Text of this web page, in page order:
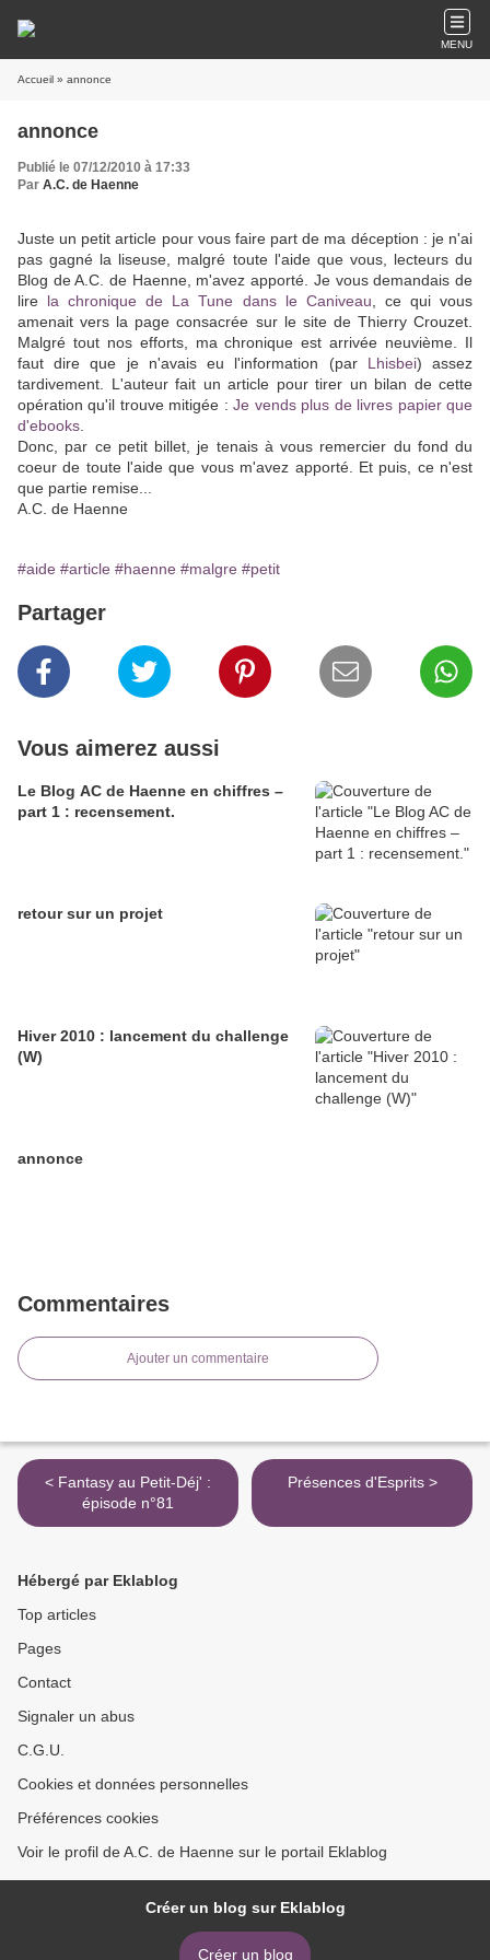
MENU
Accueil » annonce
annonce
Publié le 07/12/2010 à 17:33
Par A.C. de Haenne
Juste un petit article pour vous faire part de ma déception : je n'ai
pas gagné la liseuse, malgré toute l'aide que vous, lecteurs du
Blog de A.C. de Haenne, m'avez apporté. Je vous demandais de
lire la chronique de La Tune dans le Caniveau , ce qui vous
amenait vers la page consacrée sur le site de Thierry Crouzet.
Malgré tout nos efforts, ma chronique est arrivée neuvième. Il
faut dire que je n'avais eu l'information (par Lhisbei) assez
tardivement. L'auteur fait un article pour tirer un bilan de cette
opération qu'il trouve mitigée : Je vends plus de livres papier que
d'ebooks
Donc, par ce petit billet, je tenais à vous remercier du fond du
coeur de toute l'aide que vous m'avez apporté. Et puis, ce n'est
que partie remise...
A.C. de Haenne
#aide #article #haenne #malgre #petit
Partager
Vous aimerez aussi
Le Blog AC de Haenne en chiffres –
part 1 : recensement.
retour sur un projet
Hiver 2010 : lancement du challenge
(W)
annonce
Commentaires
Ajouter un commentaire
< Fantasy au Petit-Déj' :
épisode n°81
Présences d'Esprits >
Hébergé par Eklablog
Top articles
Pages
Contact
Signaler un abus
C.G.U.
Cookies et données personnelles
Préférences cookies
Voir le profil de A.C. de Haenne sur le portail Eklablog
Créer un blog sur Eklablog
Créer un blog